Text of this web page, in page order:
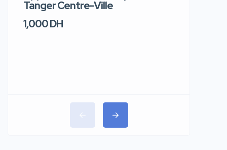
Tanger Centre-Ville
1,000 DH